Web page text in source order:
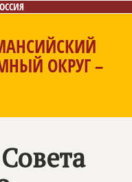
ОКРУГ –